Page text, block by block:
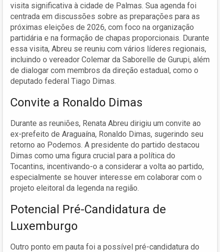
visita significativa à cidade de Palmas. Sua agenda foi
centrada em discussões sobre as preparações para as
próximas eleições de 2026, com foco na organização
partidária e na formação de chapas proporcionais. Durante
essa visita, Abreu se reuniu com vários líderes regionais,
incluindo o vereador Colemar da Saborelle de Gurupi, além
de dialogar com membros da direção estadual, como o
deputado federal Tiago Dimas.
Convite a Ronaldo Dimas
Durante as reuniões, Renata Abreu dirigiu um convite ao
ex-prefeito de Araguaína, Ronaldo Dimas, sugerindo seu
retorno ao Podemos. A presidente do partido destacou
Dimas como uma figura crucial para a política do
Tocantins, incentivando-o a considerar a volta ao partido,
especialmente se houver interesse em colaborar com o
projeto eleitoral da legenda na região.
Potencial Pré-Candidatura de
Luxemburgo
Outro ponto em pauta foi a possível pré-candidatura do